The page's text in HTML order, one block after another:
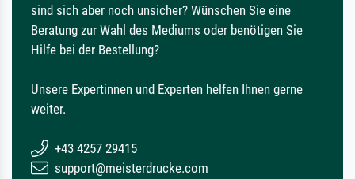
sind sich aber noch unsicher? Wünschen Sie eine
Beratung zur Wahl des Mediums oder benötigen Sie
Hilfe bei der Bestellung?
Unsere Expertinnen und Experten helfen Ihnen gerne
weiter.
+43 4257 29415
support@meisterdrucke.com